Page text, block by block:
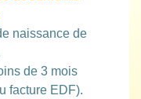
naissance de
de 3 mois
facture EDF).